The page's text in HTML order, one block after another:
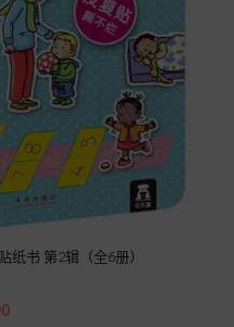
纸书 第2辑（全6册）